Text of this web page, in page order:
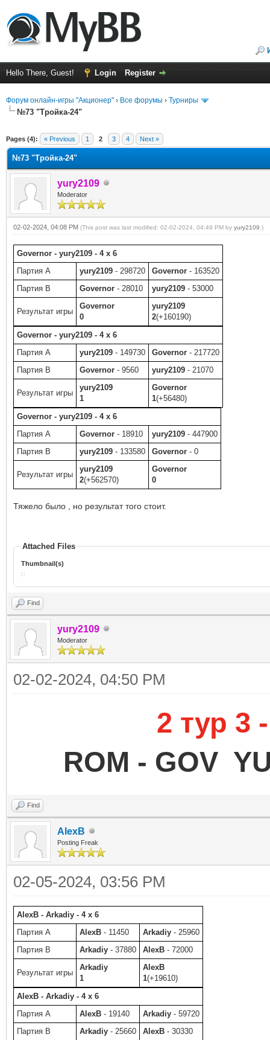
Hello There, Guest! Login Register
Форум онлайн-игры "Акционер" › Все форумы › Турниры
№73 "Тройка-24"
Pages (4): « Previous 1 2 3 4 Next »
№73 "Тройка-24"
yury2109
Moderator
02-02-2024, 04:08 PM (This post was last modified: 02-02-2024, 04:49 PM by yury2109 .)
Governor - yury2109 - 4 x 6
Партия A
yury2109 - 298720 Governor - 163520
Партия B
Governor - 28010 yury2109 - 53000
Результат игры
Governor
0
yury2109
2(+160190)
Governor - yury2109 - 4 x 6
Партия A
yury2109 - 149730 Governor - 217720
Партия B
Governor - 9560 yury2109 - 21070
Результат игры
yury2109
1
Governor
1(+56480)
Governor - yury2109 - 4 x 6
Партия A
Governor - 18910 yury2109 - 447900
Партия B
yury2109 - 133580 Governor - 0
Результат игры
yury2109
2(+562570)
Governor
0
Тяжело было , но результат того стоит.
Attached Files
Thumbnail(s)
Find
yury2109
Moderator
02-02-2024, 04:50 PM
2 тур 3
ROM - GOV
Find
AlexB
Posting Freak
02-05-2024, 03:56 PM
AlexB - Arkadiy - 4 x 6
Партия A
AlexB - 11450 Arkadiy - 25960
Партия B
Arkadiy - 37880 AlexB - 72000
Результат игры
Arkadiy
1
AlexB
1(+19610)
AlexB - Arkadiy - 4 x 6
Партия A
AlexB - 19140 Arkadiy - 59720
Партия B
Arkadiy - 25660 AlexB - 30330